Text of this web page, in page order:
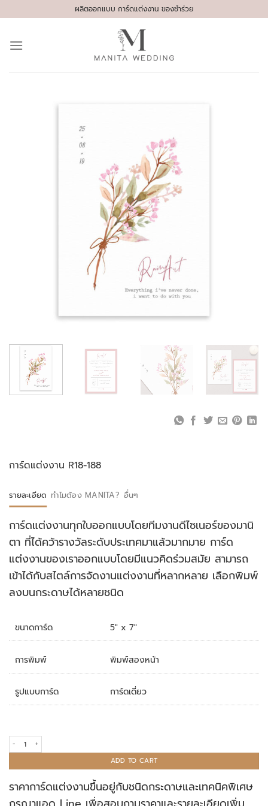
to
ผลิตออกแบบ การ์ดแต่งงาน ของชำร่วย
การ์ดแต่งงาน R18-188
รายละเอียด ทำไมต้อง MANITA? อื่นๆ
การ์ดแต่งงานทุกใบออกแบบโดยทีมงานดีไซเนอร์ของมานิ
ตา ที่ได้คว้ารางวัลระดับประเทศมาแล้วมากมาย การ์ด
แต่งงานของเราออกแบบโดยมีแนวคิดร่วมสมัย สามารถ
เข้าได้กับสไตล์การจัดงานแต่งงานที่หลากหลาย เลือกพิมพ์
ลงบนกระดาษได้หลายชนิด
ขนาดการ์ด 5" x 7"
การพิมพ์ พิมพ์สองหน้า
รูปแบบการ์ด การ์ดเดี่ยว
การ์ดแต่งงาน R18-188 quantity
ADD TO CART
ราคาการ์ดแต่งงานขึ้นอยู่กับชนิดกระดาษและเทคนิคพิเศษ